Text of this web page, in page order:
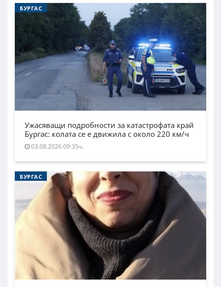
БУРГАС
Ужасяващи подробности за катастрофата край
Бургас: колата се е движила с около 220 км/ч
03.08.2026 09:35ч.
БУРГАС